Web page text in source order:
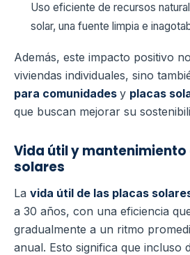
Uso eficiente de recursos
solar, una fuente limpia e
Además, este impacto positivo
viviendas individuales, sino
para comunidades y placas
que buscan mejorar su
Vida útil y mantenimiento
solares
La vida útil de las placas
a 30 años, con una eficiencia
gradualmente a un ritmo
anual. Esto significa que incluso